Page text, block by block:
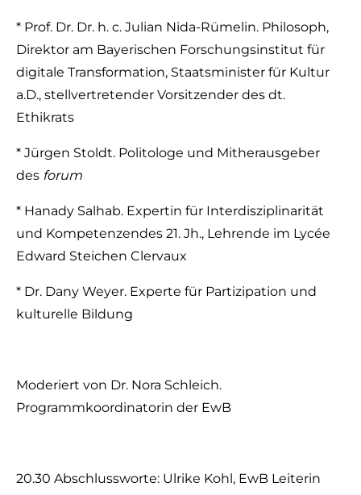
* Prof. Dr. Dr. h. c. Julian Nida-Rümelin. Philosoph,
Direktor am Bayerischen Forschungsinstitut für
digitale Transformation, Staatsminister für Kultur
a.D., stellvertretender Vorsitzender des dt.
Ethikrats
* Jürgen Stoldt. Politologe und Mitherausgeber
des forum
* Hanady Salhab. Expertin für Interdisziplinarität
und Kompetenzendes 21. Jh., Lehrende im Lycée
Edward Steichen Clervaux
* Dr. Dany Weyer. Experte für Partizipation und
kulturelle Bildung
Moderiert von Dr. Nora Schleich.
Programmkoordinatorin der EwB
20.30 Abschlussworte: Ulrike Kohl, EwB Leiterin